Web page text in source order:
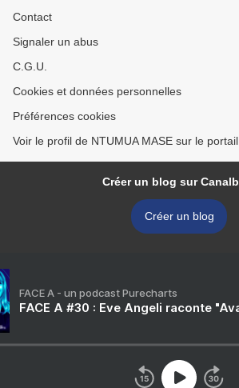
Contact
Signaler un abus
C.G.U.
Cookies et données personnelles
Préférences cookies
Voir le profil de NTUMUA MASE sur le
Créer un blog sur
Créer un blog
FACE A - un podcast Purecharts
FACE A #30 : Eve Angeli raconte